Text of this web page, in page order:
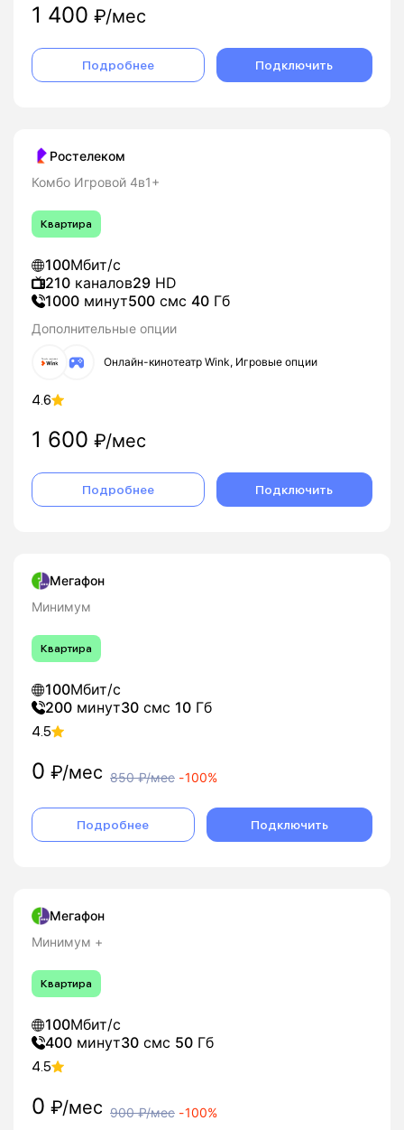
1 400 ₽/мес
Подробнее Подключить
Ростелеком
Комбо Игровой 4в1+
Квартира
100Мбит/с
210 каналов29 HD
1000 минут500 смс 40 Гб
Дополнительные опции
Онлайн-кинотеатр Wink, Игровые опции
4.6
1 600 ₽/мес
Подробнее Подключить
Мегафон
Минимум
Квартира
100Мбит/с
200 минут30 смс 10 Гб
4.5
0 ₽/мес 850₽/мес -100%
Подробнее Подключить
Мегафон
Минимум +
Квартира
100Мбит/с
400 минут30 смс 50 Гб
4.5
0 ₽/мес 900₽/мес -100%